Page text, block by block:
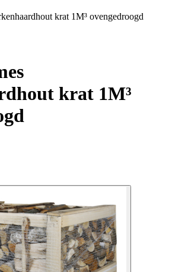
krat 1M³ ovengedroogd
krat 1M³